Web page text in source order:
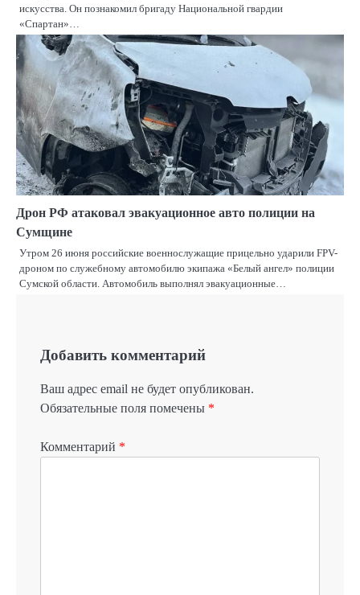
искусства. Он познакомил бригаду Национальной гвардии
«Спартан»…
Дрон РФ атаковал эвакуационное авто полиции на
Сумщине
Утром 26 июня российские военнослужащие прицельно ударили FPV-
дроном по служебному автомобилю экипажа «Белый ангел» полиции
Сумской области. Автомобиль выполнял эвакуационные…
Добавить комментарий
Ваш адрес email не будет опубликован.
Обязательные поля помечены *
Комментарий *